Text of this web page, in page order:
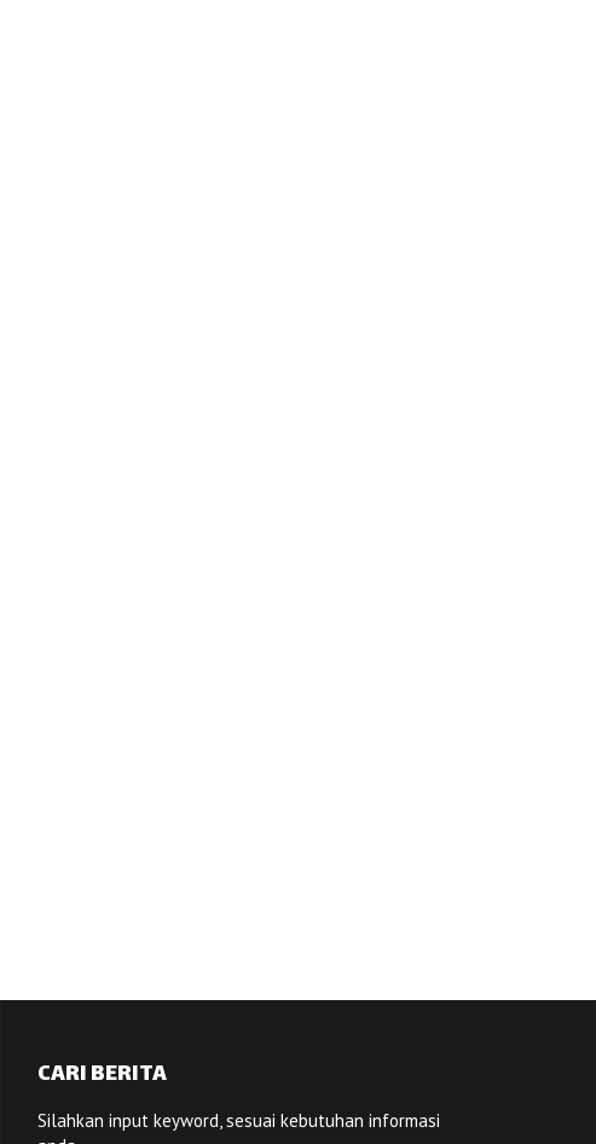
CARI BERITA
Silahkan input keyword, sesuai kebutuhan informasi